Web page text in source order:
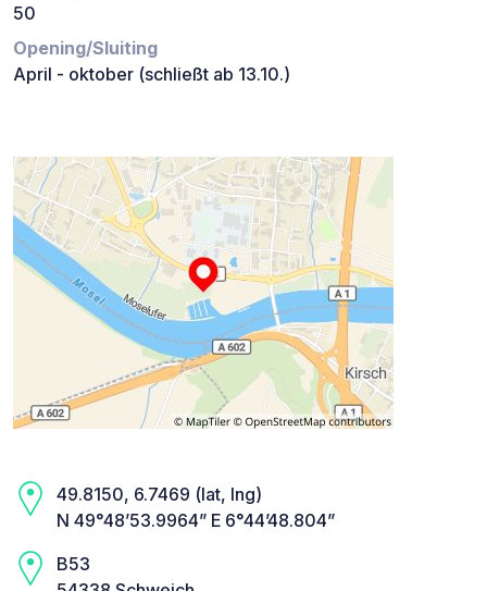
50
Opening/Sluiting
April - oktober (schließt ab 13.10.)
49.8150, 6.7469 (lat, lng)
N 49°48’53.9964” E 6°44’48.804”
B53